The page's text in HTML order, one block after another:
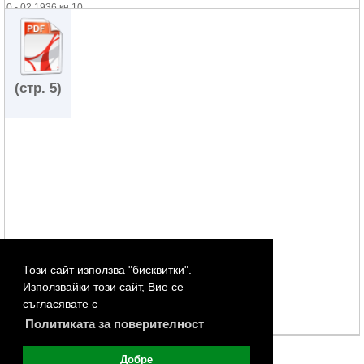
Този сайт използва "бисквитки".
Използвайки този сайт, Вие се
съгласявате с
Политиката за поверителност
Добре
0 - 02.1936 кн.10
(стр. 5)